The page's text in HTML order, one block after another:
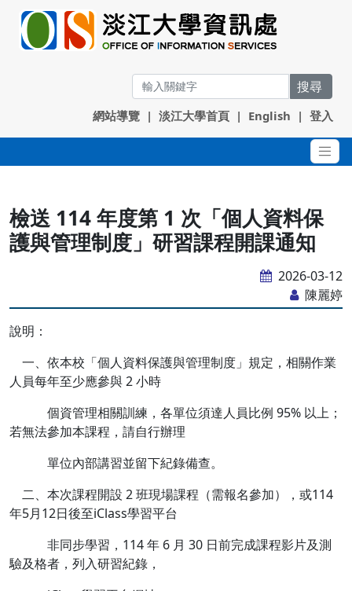
搜尋
網站導覽 | 淡江大學首頁 | English | 登入
檢送 114 年度第 1 次「個人資料保
護與管理制度」研習課程開課通知
2026-03-12
陳麗婷
說明：
一、依本校「個人資料保護與管理制度」規定，相關作業
人員每年至少應參與 2 小時
個資管理相關訓練，各單位須達人員比例 95% 以上；
若無法參加本課程，請自行辦理
單位內部講習並留下紀錄備查。
二、本次課程開設 2 班現場課程（需報名參加），或114
年5月12日後至iClass學習平台
非同步學習，114 年 6 月 30 日前完成課程影片及測
驗及格者，列入研習紀錄，